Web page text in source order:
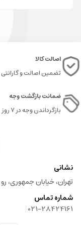
لگو آتش نشان دوازده در یک
لگو پلیس دوازده در یک
اصالت کالا
تضمین اصالت و گارانتی
ضمانت بازگشت وجه
بازگرداندن وجه در ۷ روز
نشانی
تهران، خیابان جمهوری،
شماره تماس
021-28424161
|